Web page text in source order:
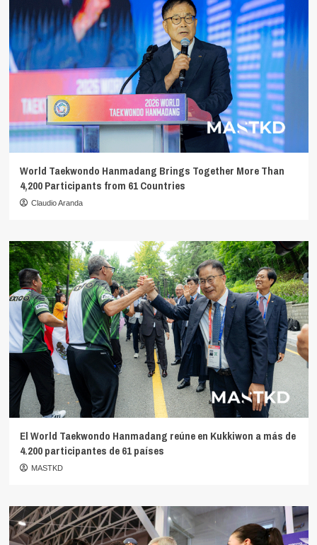
World Taekwondo Hanmadang Brings Together More Than
4,200 Participants from 61 Countries
Claudio Aranda
El World Taekwondo Hanmadang reúne en Kukkiwon a más de
4.200 participantes de 61 países
MASTKD